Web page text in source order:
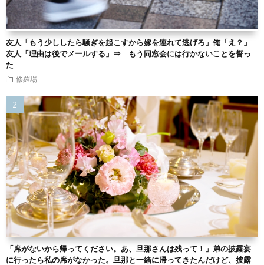
友人「もう少ししたら騒ぎを起こすから嫁を連れて逃げろ」俺「え？」
友人「理由は後でメールする」⇒ もう同窓会には行かないことを誓っ
た
修羅場
「席がないから帰ってください。あ、旦那さんは残って！」弟の披露宴
に行ったら私の席がなかった。旦那と一緒に帰ってきたんだけど、披露